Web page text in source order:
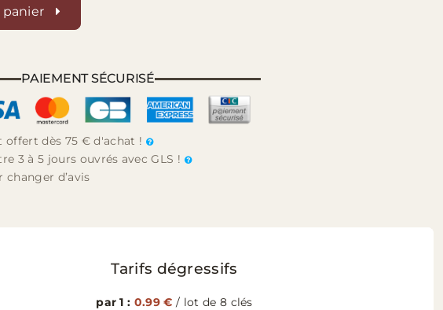
PAIEMENT SÉCURISÉ
offert dès 75 € d'achat !
3 à 5 jours ouvrés avec GLS !
changer d’avis
Tarifs dégressifs
par 1 : 0.99 € / lot de 8 clés